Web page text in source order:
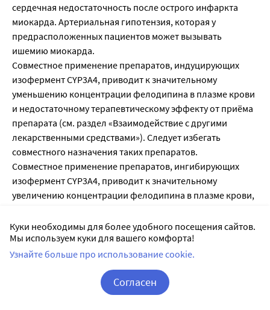
сердечная недостаточность после острого инфаркта
миокарда. Артериальная гипотензия, которая у
предрасположенных пациентов может вызывать
ишемию миокарда.
Совместное применение препаратов, индуцирующих
изофермент СYР3А4, приводит к значительному
уменьшению концентрации фелодипина в плазме крови
и недостаточному терапевтическому эффекту от приёма
препарата (см. раздел «Взаимодействие с другими
лекарственными средствами»). Следует избегать
совместного назначения таких препаратов.
Совместное применение препаратов, ингибирующих
изофермент СYР3А4, приводит к значительному
увеличению концентрации фелодипина в плазме крови,
Следует избегать приёма препарата с грейпфрутовым
соком из-за значительного увеличения концентрации
фелодипина в плазме крови. Необходимо тщательно
соблюдать гигиену полости рта (см. раздел «Побочное
•Влияние на способность к вождению автотранспорта и
Куки необходимы для более удобного посещения сайтов.
Мы используем куки для вашего комфорта!
Узнайте больше про использование cookie.
Согласен